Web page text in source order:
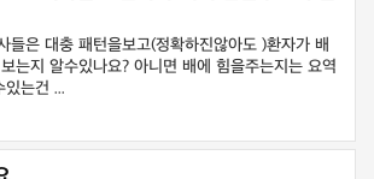
들은 대충 패턴을보고(정확하진않아도 )환자가 배
는지 알수있나요? 아니면 배에 힘을주는지는 요역
있는건 ...